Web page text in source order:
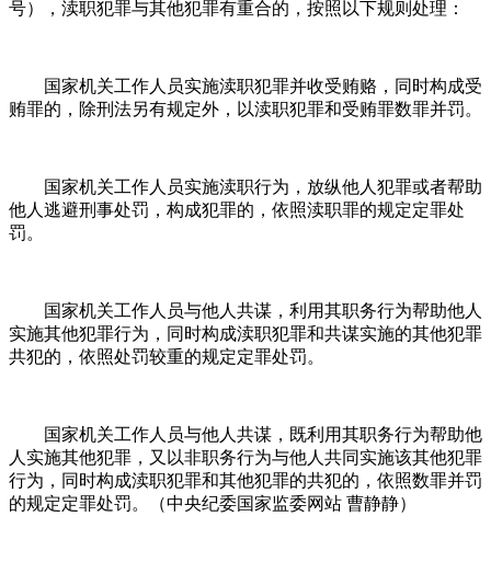
号），渎职犯罪与其他犯罪有重合的，按照以下规则处理：
国家机关工作人员实施渎职犯罪并收受贿赂，同时构成受
贿罪的，除刑法另有规定外，以渎职犯罪和受贿罪数罪并罚。
国家机关工作人员实施渎职行为，放纵他人犯罪或者帮助
他人逃避刑事处罚，构成犯罪的，依照渎职罪的规定定罪处
罚。
国家机关工作人员与他人共谋，利用其职务行为帮助他人
实施其他犯罪行为，同时构成渎职犯罪和共谋实施的其他犯罪
共犯的，依照处罚较重的规定定罪处罚。
国家机关工作人员与他人共谋，既利用其职务行为帮助他
人实施其他犯罪，又以非职务行为与他人共同实施该其他犯罪
行为，同时构成渎职犯罪和其他犯罪的共犯的，依照数罪并罚
的规定定罪处罚。（中央纪委国家监委网站 曹静静）